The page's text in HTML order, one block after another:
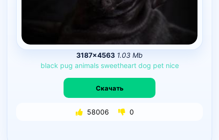
3187×4563 1.03 Mb
black pug animals sweetheart dog pet nice
Скачать
58006 0